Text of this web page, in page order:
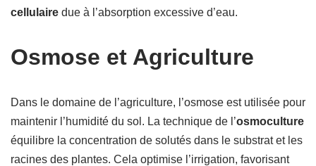
cellulaire due à l’absorption excessive d’eau.
Osmose et Agriculture
Dans le domaine de l’agriculture, l’osmose est utilisée pour
maintenir l’humidité du sol. La technique de l’osmoculture
équilibre la concentration de solutés dans le substrat et les
racines des plantes. Cela optimise l’irrigation, favorisant